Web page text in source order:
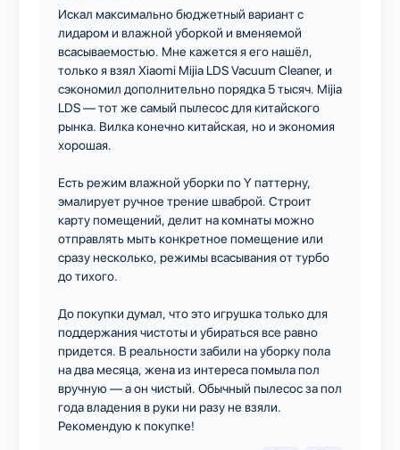
Искал максимально бюджетный вариант с
лидаром и влажной уборкой и вменяемой
всасываемостью. Мне кажется я его нашёл,
только я взял Xiaomi Mijia LDS Vacuum Cleaner, и
сэкономил дополнительно порядка 5 тысяч. Mijia
LDS — тот же самый пылесос для китайского
рынка. Вилка конечно китайская, но и экономия
хорошая.
Есть режим влажной уборки по Y паттерну,
эмалирует ручное трение шваброй. Строит
карту помещений, делит на комнаты можно
отправлять мыть конкретное помещение или
сразу несколько, режимы всасывания от турбо
до тихого.
До покупки думал, что это игрушка только для
поддержания чистоты и убираться все равно
придется. В реальности забили на уборку пола
на два месяца, жена из интереса помыла пол
вручную — а он чистый. Обычный пылесос за пол
года владения в руки ни разу не взяли.
Рекомендую к покупке!